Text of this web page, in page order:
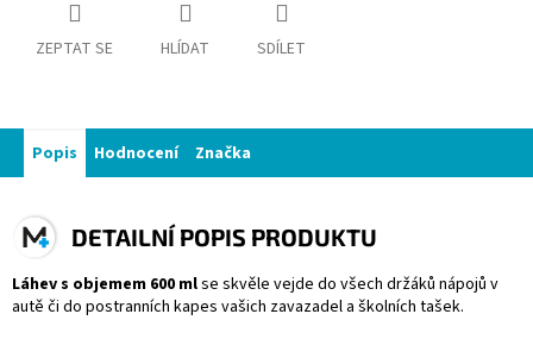
ZEPTAT SE HLÍDAT SDÍLET
Popis Hodnocení Značka
DETAILNÍ POPIS PRODUKTU
Láhev s objemem 600 mlse skvěle vejde do všech držáků nápojů v
autě či do postranních kapes vašich zavazadel a školních tašek.